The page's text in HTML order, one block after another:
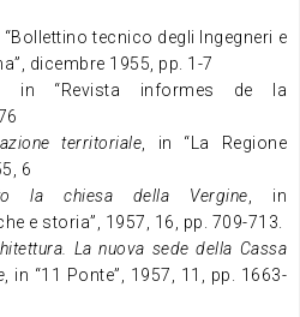
“Bollettino tecnico degli Ingegneri e
dicembre 1955, pp. 1-7
in “Revista informes de la
territoriale, in “La Regione
6
la chiesa della Vergine, in
e storia”, 1957, 16, pp. 709-713.
La nuova sede della Cassa
, in “11 Ponte”, 1957, 11, pp. 1663-